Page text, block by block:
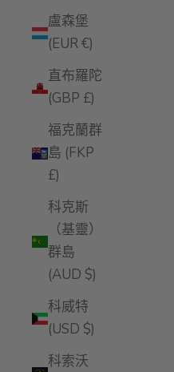
盧森堡
(EUR €)
直布羅陀
(GBP £)
福克蘭群
島 (FKP
£)
科克斯
（基靈）
群島
(AUD $)
科威特
(USD $)
科索沃